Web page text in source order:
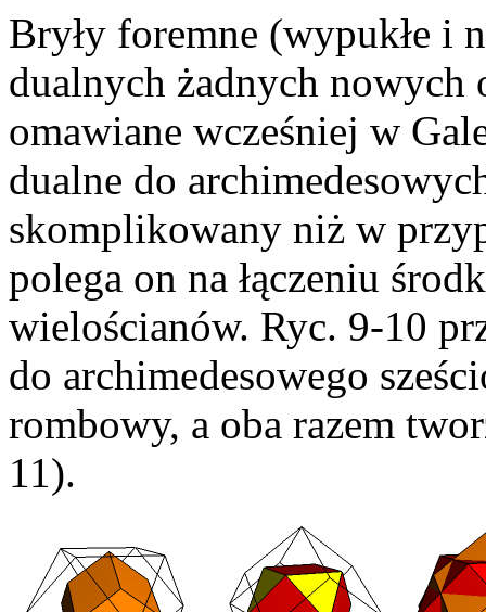
Bryły foremne (wypukłe i
dualnych żadnych
omawiane wcześniej w
dualne do
skomplikowany niż w
polega on na łączeniu
wielościanów. Ryc. 9-10
do archimedesowego
rombowy, a oba razem
11).